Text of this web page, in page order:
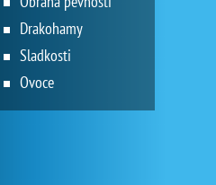
Drakohamy
Sladkosti
Ovoce